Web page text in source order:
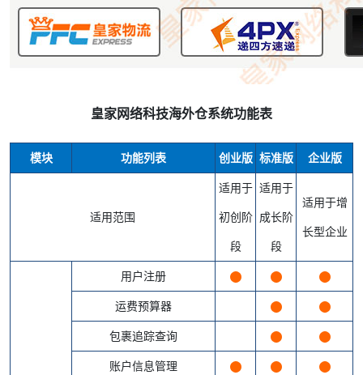
皇家网络科技海外仓系统功能表
模块 功能列表 创业版 标准版 企业版
适用范围
适用于
初创阶
段
适用于
成长阶
段
适用于增
长型企业
用户注册
运费预算器
包裹追踪查询
账户信息管理